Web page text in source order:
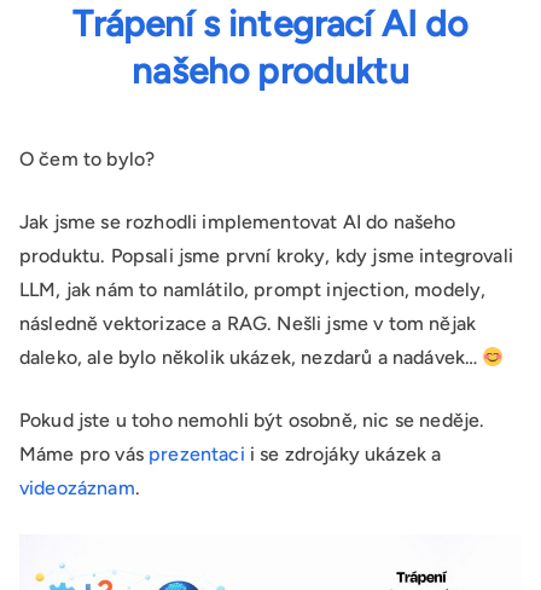
Trápení s integrací AI do
našeho produktu
O čem to bylo?
Jak jsme se rozhodli implementovat AI do našeho
produktu. Popsali jsme první kroky, kdy jsme integrovali
LLM, jak nám to namlátilo, prompt injection, modely,
následně vektorizace a RAG. Nešli jsme v tom nějak
daleko, ale bylo několik ukázek, nezdarů a nadávek…
Pokud jste u toho nemohli být osobně, nic se neděje.
Máme pro vás prezentaci i se zdrojáky ukázek a
videozáznam.